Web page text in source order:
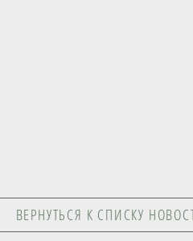
ВЕРНУТЬСЯ К СПИСКУ